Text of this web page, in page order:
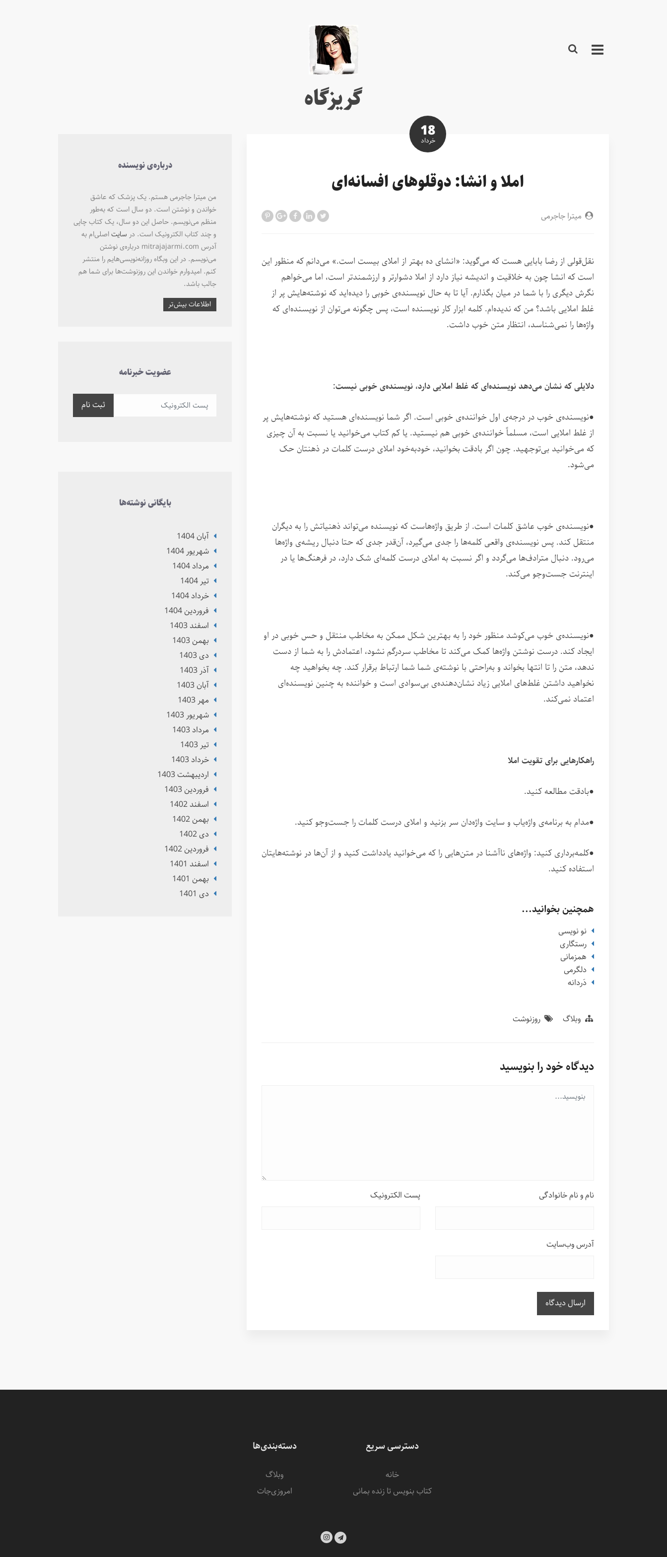
گریزگاه
18
خرداد
املا و انشا: دوقلوهای افسانه‌ای
میترا جاجرمی
نقل‌قولی از رضا بابایی هست که می‌گوید: «انشای ده بهتر از املای بیست است.» می‌دانم که منظور این
است که انشا چون به خلاقیت و اندیشه نیاز دارد از املا دشوارتر و ارزشمندتر است، اما می‌خواهم
نگرش دیگری را با شما در میان بگذارم. آیا تا به حال نویسنده‌ی خوبی را دیده‌اید که نوشته‌هایش پر از
غلط املایی باشد؟ من که ندیده‌ام. کلمه ابزار کار نویسنده است، پس چگونه می‌توان از نویسنده‌ای که
واژه‌ها را نمی‌شناسد، انتظار متن خوب داشت.
دلایلی که نشان می‌دهد نویسنده‌ای که غلط املایی دارد، نویسنده‌ی خوبی نیست:
●نویسنده‌ی خوب در درجه‌ی اول خواننده‌ی خوبی است. اگر شما نویسنده‌ای هستید که نوشته‌هایش پر
از غلط املایی است، مسلماً خواننده‌ی خوبی هم نیستید. یا کم کتاب می‌خوانید یا نسبت به آن چیزی
که می‌خوانید بی‌توجهید. چون اگر بادقت بخوانید، خودبه‌خود املای درست کلمات در ذهنتان حک
می‌شود.
●نویسنده‌ی خوب عاشق کلمات است. از طریق واژه‌هاست که نویسنده می‌تواند ذهنیاتش را به دیگران
منتقل کند. پس نویسنده‌ی واقعی کلمه‌ها را جدی می‌گیرد، آن‌قدر جدی که حتا دنبال ریشه‌ی واژه‌ها
می‌رود. دنبال مترادف‌ها می‌گردد و اگر نسبت به املای درست کلمه‌ای شک دارد، در فرهنگ‌ها یا در
اینترنت جست‌وجو می‌کند.
●نویسنده‌ی خوب می‌کوشد منظور خود را به بهترین شکل ممکن به مخاطب منتقل و حس خوبی در او
ایجاد کند. درست نوشتن واژه‌ها کمک می‌کند تا مخاطب سردرگم نشود، اعتمادش را به شما از دست
ندهد، متن را تا انتها بخواند و به‌راحتی با نوشته‌ی شما شما ارتباط برقرار کند. چه بخواهید چه
نخواهید داشتن غلط‌های املایی زیاد نشان‌دهنده‌ی بی‌سوادی است و خواننده به چنین نویسنده‌ای
اعتماد نمی‌کند.
راهکارهایی برای تقویت املا
●بادقت مطالعه کنید.
●مدام به برنامه‌ی واژه‌یاب و سایت واژه‌دان سر بزنید و املای درست کلمات را جست‌وجو کنید.
●کلمه‌برداری کنید: واژه‌های ناآشنا در متن‌هایی را که می‌خوانید یادداشت کنید و از آن‌ها در نوشته‌هایتان
استفاده کنید.
همچنین بخوانید...
نو نویسی
رستگاری
همزمانی
دلگرمی
دَردانه
وبلاگ روزنوشت
دیدگاه خود را بنویسید
نام و نام خانوادگی پست الکترونیک
آدرس وب‌سایت
ارسال دیدگاه
درباره‌ی نویسنده
من میترا جاجرمی هستم. یک پزشک که عاشق
خواندن و نوشتن است. دو سال است که به‌طور
منظم می‌نویسم. حاصل این دو سال، یک کتاب چاپی
و چند کتاب الکترونیک است. در سایتاصلی‌ام به
آدرس mitrajajarmi.com درباره‌ی نوشتن
می‌نویسم. در این وبگاه روزانه‌نویسی‌هایم را منتشر
کنم. امیدوارم خواندن این روزنوشت‌ها برای شما هم
جالب باشد.
اطلاعات بیش‌تر
عضویت خبرنامه
ثبت نام
بایگانی نوشته‌ها
آبان 1404
شهریور 1404
مرداد 1404
تير 1404
خرداد 1404
فروردین 1404
اسفند 1403
بهمن 1403
دی 1403
آذر 1403
آبان 1403
مهر 1403
شهریور 1403
مرداد 1403
تير 1403
خرداد 1403
ارديبهشت 1403
فروردین 1403
اسفند 1402
بهمن 1402
دی 1402
فروردین 1402
اسفند 1401
بهمن 1401
دی 1401
دسترسی سریع
خانه
کتاب بنویس تا زنده بمانی
دسته‌بندی‌ها
وبلاگ
امروزی‌‌جات